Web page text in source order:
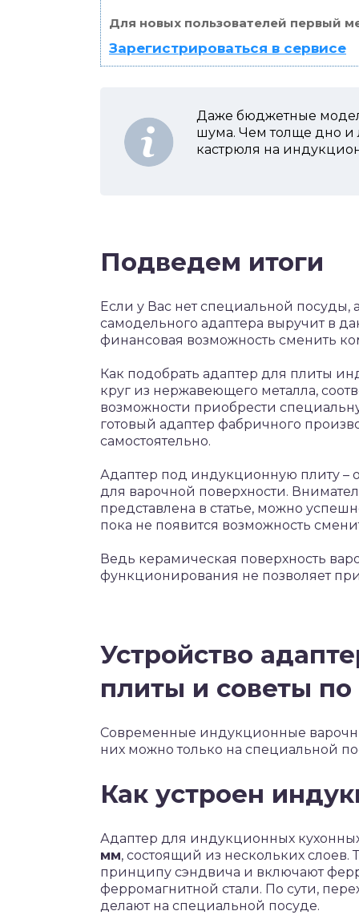
Для новых пользователей первый
Зарегистрироваться в сервисе
Даже бюджетные
шума. Чем толще дно и
кастрюля на
Подведем итоги
Если у Вас нет специальной
самодельного адаптера выручит в
финансовая возможность сменить
Как подобрать адаптер для плиты
круг из нержавеющего металла,
возможности приобрести
готовый адаптер фабричного
самостоятельно.
Адаптер под индукционную плиту –
для варочной поверхности.
представлена в статье, можно
пока не появится возможность
Ведь керамическая поверхность
функционирования не позволяет
Устройство
плиты и советы
Современные индукционные
них можно только на специальной
Как устроен
Адаптер для индукционных
мм, состоящий из нескольких
принципу сэндвича и включают
ферромагнитной стали. По сути,
делают на специальной посуде.